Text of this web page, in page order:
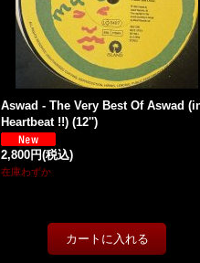
Aswad - The Very Best Of Aswad
Heartbeat !!) (12'')
2,800円(税込)
在庫わずか